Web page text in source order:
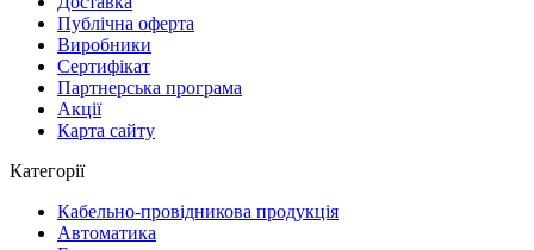
Публічна оферта
Виробники
Сертифікат
Партнерська програма
Акції
Карта сайту
Категорії
Кабельно-провідникова продукція
Автоматика